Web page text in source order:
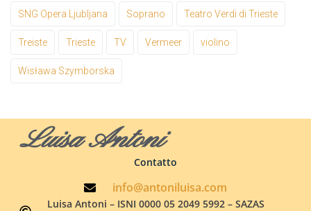
SNG Opera Ljubljana Soprano Teatro Verdi di Trieste
Treiste Trieste TV Vermeer violino
Wisława Szymborska
Luisa Antoni
Contatto
info@antoniluisa.com
Luisa Antoni – ISNI 0000 05 2049 5992 – SAZAS